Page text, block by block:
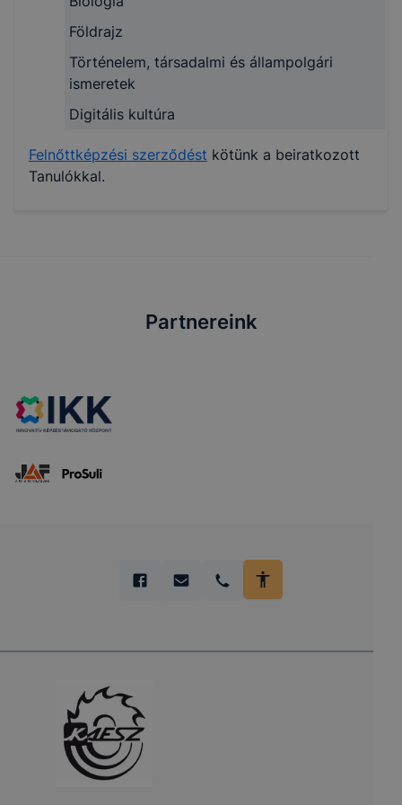
Földrajz
Történelem, társadalmi és állampolgári
ismeretek
Digitális kultúra
Felnőttképzési szerződést kötünk a beiratkozott
Tanulókkal.
Partnereink